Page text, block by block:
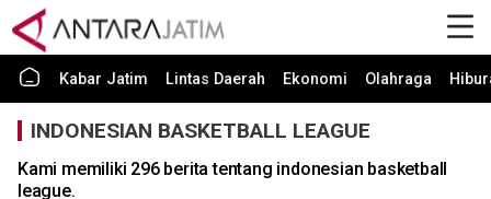
Kabar Jatim Lintas Daerah Ekonomi Olahraga
INDONESIAN BASKETBALL LEAGUE
Kami memiliki 296 berita tentang indonesian basketball
league.